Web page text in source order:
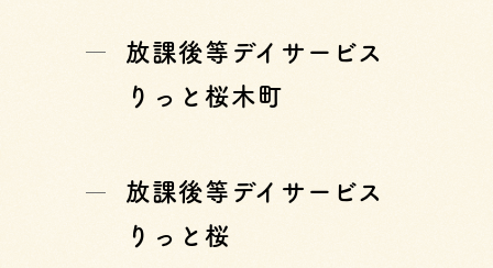
放課後等デイサービス
りっと桜木町
放課後等デイサービス
りっと桜